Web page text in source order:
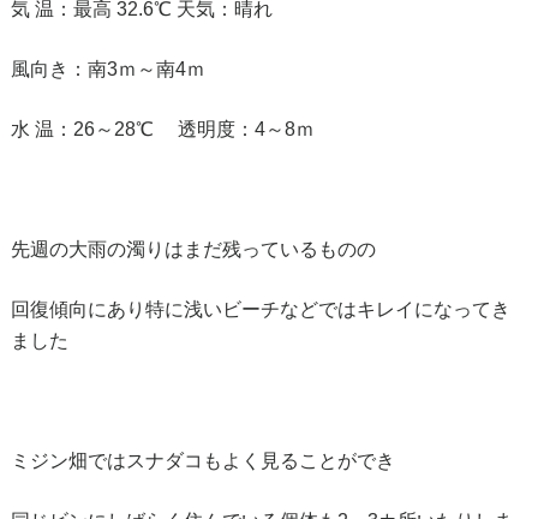
気 温：最高 32.6℃ 天気：晴れ
風向き：南3ｍ～南4ｍ
水 温：26～28℃ 透明度：4～8ｍ
先週の大雨の濁りはまだ残っているものの
回復傾向にあり特に浅いビーチなどではキレイになってき
ました
ミジン畑ではスナダコもよく見ることができ